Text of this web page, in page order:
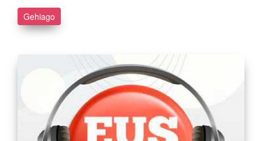
Gehiago